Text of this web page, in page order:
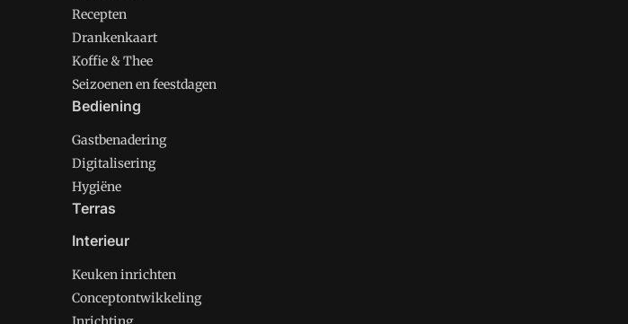
Recepten
Drankenkaart
Koffie & Thee
Seizoenen en feestdagen
Bediening
Gastbenadering
Digitalisering
Hygiëne
Terras
Interieur
Keuken inrichten
Conceptontwikkeling